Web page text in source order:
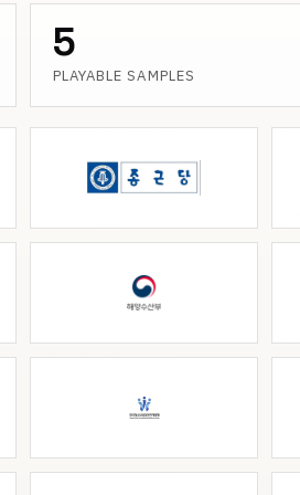
5
PLAYABLE SAMPLES